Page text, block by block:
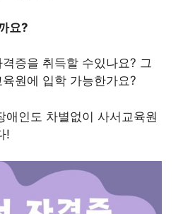
요?
증을 취득할 수있나요? 그
원에 입학 가능한가요?
애인도 차별없이 사서교육원
!